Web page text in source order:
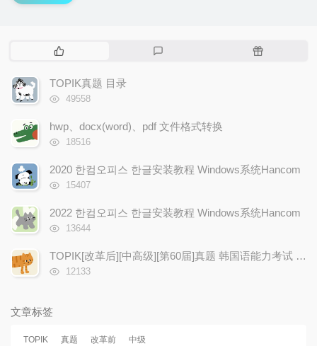
热
文
章
随
TOPIK真题 目录
浏
数:
49558
hwp、docx(word)、pdf 文件格式转换
浏
次
18516
2020 한컴오피스 한글安装教程 Windows系统Hancom
浏
次
15407
2022 한컴오피스 한글安装教程 Windows系统Hancom
浏
次
13644
TOPIK[改革后][中高级][第60届]真题 韩国语能力考试 한국어능력시험 韩语考试(2018年10月21日)
浏
12133
文章标签
TOPIK 真题 改革前 中级